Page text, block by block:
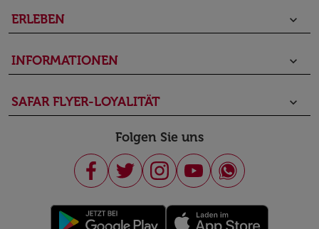
ERLEBEN keyboard_arrow_down
INFORMATIONEN keyboard_arrow_down
SAFAR FLYER-LOYALITÄT keyboard_arrow_down
Folgen Sie uns